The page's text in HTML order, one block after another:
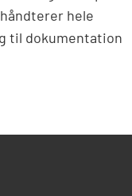
hele
til dokumentation